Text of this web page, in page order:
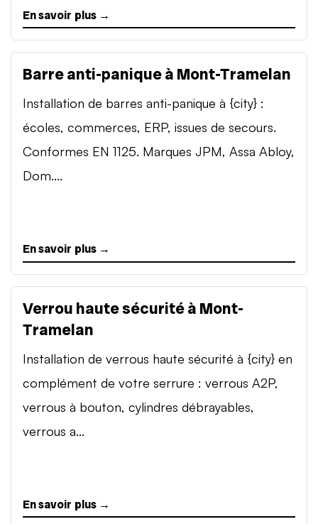
En savoir plus →
Barre anti-panique à Mont-Tramelan
Installation de barres anti-panique à {city} :
écoles, commerces, ERP, issues de secours.
Conformes EN 1125. Marques JPM, Assa Abloy,
Dom....
En savoir plus →
Verrou haute sécurité à Mont-
Tramelan
Installation de verrous haute sécurité à {city} en
complément de votre serrure : verrous A2P,
verrous à bouton, cylindres débrayables,
verrous a...
En savoir plus →